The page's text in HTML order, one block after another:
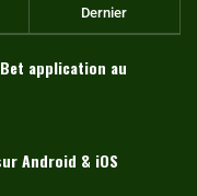
Dernier
application au
Android & iOS